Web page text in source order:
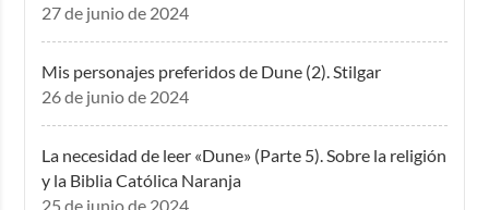
27 de junio de 2024
Mis personajes preferidos de Dune (2). Stilgar
26 de junio de 2024
La necesidad de leer «Dune» (Parte 5). Sobre la religión
y la Biblia Católica Naranja
25 de junio de 2024